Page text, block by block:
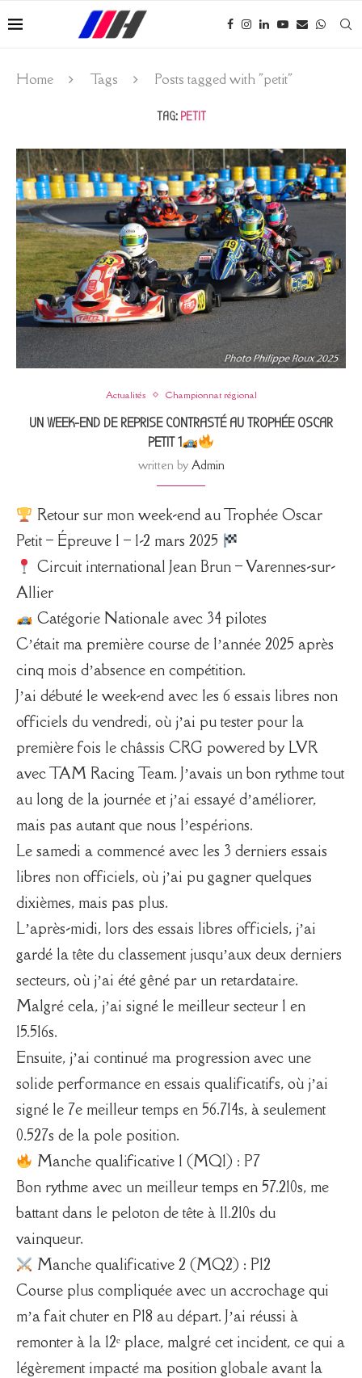
Home Tags Posts tagged with "petit"
TAG: PETIT
Actualités Championnat régional
UN WEEK-END DE REPRISE CONTRASTÉ AU TROPHÉE OSCAR
PETIT 1
written by Admin
Retour sur mon week-end au Trophée Oscar
Petit – Épreuve 1 – 1-2 mars 2025
Circuit international Jean Brun – Varennes-sur-
Allier
Catégorie Nationale avec 34 pilotes
C’était ma première course de l’année 2025 après
cinq mois d’absence en compétition.
J’ai débuté le week-end avec les 6 essais libres non
officiels du vendredi, où j’ai pu tester pour la
première fois le châssis CRG powered by LVR
avec TAM Racing Team. J’avais un bon rythme tout
au long de la journée et j’ai essayé d’améliorer,
mais pas autant que nous l’espérions.
Le samedi a commencé avec les 3 derniers essais
libres non officiels, où j’ai pu gagner quelques
dixièmes, mais pas plus.
L’après-midi, lors des essais libres officiels, j’ai
gardé la tête du classement jusqu’aux deux derniers
secteurs, où j’ai été gêné par un retardataire.
Malgré cela, j’ai signé le meilleur secteur 1 en
15.516s.
Ensuite, j’ai continué ma progression avec une
solide performance en essais qualificatifs, où j’ai
signé le 7e meilleur temps en 56.714s, à seulement
0.527s de la pole position.
Manche qualificative 1 (MQ1) : P7
Bon rythme avec un meilleur temps en 57.210s, me
battant dans le peloton de tête à 11.210s du
vainqueur.
Manche qualificative 2 (MQ2) : P12
Course plus compliquée avec un accrochage qui
m’a fait chuter en P18 au départ. J’ai réussi à
remonter à la 12ᵉ place, malgré cet incident, ce qui a
légèrement impacté ma position globale avant la